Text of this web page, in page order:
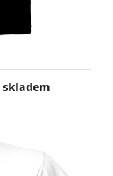
skladem